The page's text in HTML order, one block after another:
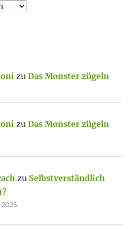
zuDas Monster zügeln
zuDas Monster zügeln
zu Selbstverständlich